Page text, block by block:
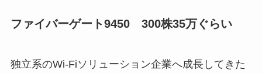
ファイバーゲート9450 300株35万ぐらい
独立系のWi-Fiソリューション企業へ成長してきた